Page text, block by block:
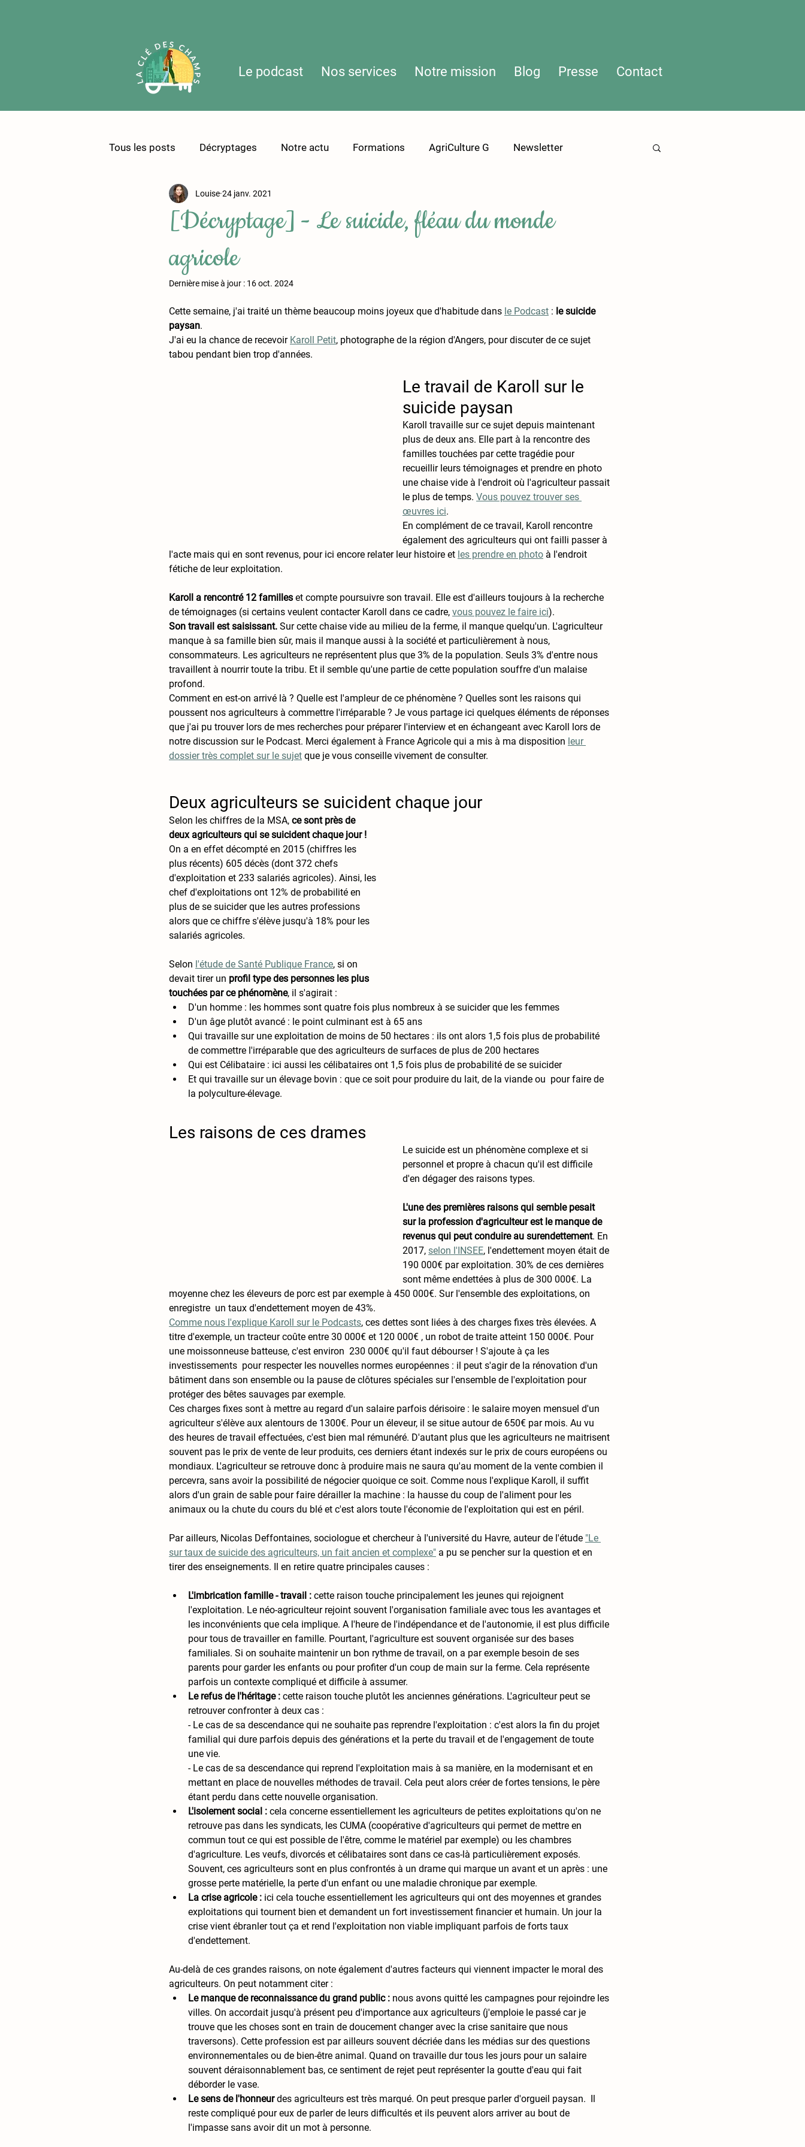
Le podcast Nos services Notre mission Blog Presse Contact
Tous les posts Décryptages Notre actu Formations AgriCulture G Newsletter
Dossier sur l'élevage Édito
[Décryptage] - Le suicide, fléau du monde
agricole
Louise 24 janv. 2021
Dernière mise à jour : 16 oct. 2024
Cette semaine, j'ai traité un thème beaucoup moins joyeux que d'habitude dans le Podcast : le suicide
paysan.
J'ai eu la chance de recevoir Karoll Petit, photographe de la région d'Angers, pour discuter de ce sujet
tabou pendant bien trop d'années.
Le travail de Karoll sur le
suicide paysan
Karoll travaille sur ce sujet depuis maintenant
plus de deux ans. Elle part à la rencontre des
familles touchées par cette tragédie pour
recueillir leurs témoignages et prendre en photo
une chaise vide à l'endroit où l'agriculteur passait
le plus de temps. Vous pouvez trouver ses
œuvres ici.
En complément de ce travail, Karoll rencontre
également des agriculteurs qui ont failli passer à
l'acte mais qui en sont revenus, pour ici encore relater leur histoire et les prendre en photo à l'endroit
fétiche de leur exploitation.
Karoll a rencontré 12 familles et compte poursuivre son travail. Elle est d'ailleurs toujours à la recherche
de témoignages (si certains veulent contacter Karoll dans ce cadre, vous pouvez le faire ici).
Son travail est saisissant. Sur cette chaise vide au milieu de la ferme, il manque quelqu'un. L'agriculteur
manque à sa famille bien sûr, mais il manque aussi à la société et particulièrement à nous,
consommateurs. Les agriculteurs ne représentent plus que 3% de la population. Seuls 3% d'entre nous
travaillent à nourrir toute la tribu. Et il semble qu'une partie de cette population souffre d'un malaise
profond.
Comment en est-on arrivé là ? Quelle est l'ampleur de ce phénomène ? Quelles sont les raisons qui
poussent nos agriculteurs à commettre l'irréparable ? Je vous partage ici quelques éléments de réponses
que j'ai pu trouver lors de mes recherches pour préparer l'interview et en échangeant avec Karoll lors de
notre discussion sur le Podcast. Merci également à France Agricole qui a mis à ma disposition leur
dossier très complet sur le sujet que je vous conseille vivement de consulter.
Deux agriculteurs se suicident chaque jour
Selon les chiffres de la MSA, ce sont près de
deux agriculteurs qui se suicident chaque jour !
On a en effet décompté en 2015 (chiffres les
plus récents) 605 décès (dont 372 chefs
d'exploitation et 233 salariés agricoles). Ainsi, les
chef d'exploitations ont 12% de probabilité en
plus de se suicider que les autres professions
alors que ce chiffre s'élève jusqu'à 18% pour les
salariés agricoles.
Selon l'étude de Santé Publique France, si on
devait tirer un profil type des personnes les plus
touchées par ce phénomène, il s'agirait :
D'un homme : les hommes sont quatre fois plus nombreux à se suicider que les femmes
D'un âge plutôt avancé : le point culminant est à 65 ans
Qui travaille sur une exploitation de moins de 50 hectares : ils ont alors 1,5 fois plus de probabilité
de commettre l'irréparable que des agriculteurs de surfaces de plus de 200 hectares
Qui est Célibataire : ici aussi les célibataires ont 1,5 fois plus de probabilité de se suicider
Et qui travaille sur un élevage bovin : que ce soit pour produire du lait, de la viande ou  pour faire de
la polyculture-élevage.
Les raisons de ces drames
Le suicide est un phénomène complexe et si
personnel et propre à chacun qu'il est difficile
d'en dégager des raisons types.
L'une des premières raisons qui semble pesait
sur la profession d'agriculteur est le manque de
revenus qui peut conduire au surendettement. En
2017, selon l'INSEE, l'endettement moyen était de
190 000€ par exploitation. 30% de ces dernières
sont même endettées à plus de 300 000€. La
moyenne chez les éleveurs de porc est par exemple à 450 000€. Sur l'ensemble des exploitations, on
enregistre  un taux d'endettement moyen de 43%.
Comme nous l'explique Karoll sur le Podcasts, ces dettes sont liées à des charges fixes très élevées. A
titre d'exemple, un tracteur coûte entre 30 000€ et 120 000€ , un robot de traite atteint 150 000€. Pour
une moissonneuse batteuse, c'est environ  230 000€ qu'il faut débourser ! S'ajoute à ça les
investissements  pour respecter les nouvelles normes européennes : il peut s'agir de la rénovation d'un
bâtiment dans son ensemble ou la pause de clôtures spéciales sur l'ensemble de l'exploitation pour
protéger des bêtes sauvages par exemple.
Ces charges fixes sont à mettre au regard d'un salaire parfois dérisoire : le salaire moyen mensuel d'un
agriculteur s'élève aux alentours de 1300€. Pour un éleveur, il se situe autour de 650€ par mois. Au vu
des heures de travail effectuées, c'est bien mal rémunéré. D'autant plus que les agriculteurs ne maitrisent
souvent pas le prix de vente de leur produits, ces derniers étant indexés sur le prix de cours européens ou
mondiaux. L'agriculteur se retrouve donc à produire mais ne saura qu'au moment de la vente combien il
percevra, sans avoir la possibilité de négocier quoique ce soit. Comme nous l'explique Karoll, il suffit
alors d'un grain de sable pour faire dérailler la machine : la hausse du coup de l'aliment pour les
animaux ou la chute du cours du blé et c'est alors toute l'économie de l'exploitation qui est en péril.
Par ailleurs, Nicolas Deffontaines, sociologue et chercheur à l'université du Havre, auteur de l'étude "Le
sur taux de suicide des agriculteurs, un fait ancien et complexe" a pu se pencher sur la question et en
tirer des enseignements. Il en retire quatre principales causes :
L'imbrication famille - travail : cette raison touche principalement les jeunes qui rejoignent
l'exploitation. Le néo-agriculteur rejoint souvent l'organisation familiale avec tous les avantages et
les inconvénients que cela implique. A l'heure de l'indépendance et de l'autonomie, il est plus difficile
pour tous de travailler en famille. Pourtant, l'agriculture est souvent organisée sur des bases
familiales. Si on souhaite maintenir un bon rythme de travail, on a par exemple besoin de ses
parents pour garder les enfants ou pour profiter d'un coup de main sur la ferme. Cela représente
parfois un contexte compliqué et difficile à assumer.
Le refus de l'héritage : cette raison touche plutôt les anciennes générations. L'agriculteur peut se
retrouver confronter à deux cas :
- Le cas de sa descendance qui ne souhaite pas reprendre l'exploitation : c'est alors la fin du projet
familial qui dure parfois depuis des générations et la perte du travail et de l'engagement de toute
une vie.
- Le cas de sa descendance qui reprend l'exploitation mais à sa manière, en la modernisant et en
mettant en place de nouvelles méthodes de travail. Cela peut alors créer de fortes tensions, le père
étant perdu dans cette nouvelle organisation.
L'isolement social : cela concerne essentiellement les agriculteurs de petites exploitations qu'on ne
retrouve pas dans les syndicats, les CUMA (coopérative d'agriculteurs qui permet de mettre en
commun tout ce qui est possible de l'être, comme le matériel par exemple) ou les chambres
d'agriculture. Les veufs, divorcés et célibataires sont dans ce cas-là particulièrement exposés.
Souvent, ces agriculteurs sont en plus confrontés à un drame qui marque un avant et un après : une
grosse perte matérielle, la perte d'un enfant ou une maladie chronique par exemple.
La crise agricole : ici cela touche essentiellement les agriculteurs qui ont des moyennes et grandes
exploitations qui tournent bien et demandent un fort investissement financier et humain. Un jour la
crise vient ébranler tout ça et rend l'exploitation non viable impliquant parfois de forts taux
d'endettement.
Au-delà de ces grandes raisons, on note également d'autres facteurs qui viennent impacter le moral des
agriculteurs. On peut notamment citer :
Le manque de reconnaissance du grand public : nous avons quitté les campagnes pour rejoindre les
villes. On accordait jusqu'à présent peu d'importance aux agriculteurs (j'emploie le passé car je
trouve que les choses sont en train de doucement changer avec la crise sanitaire que nous
traversons). Cette profession est par ailleurs souvent décriée dans les médias sur des questions
environnementales ou de bien-être animal. Quand on travaille dur tous les jours pour un salaire
souvent déraisonnablement bas, ce sentiment de rejet peut représenter la goutte d'eau qui fait
déborder le vase.
Le sens de l'honneur des agriculteurs est très marqué. On peut presque parler d'orgueil paysan.  Il
reste compliqué pour eux de parler de leurs difficultés et ils peuvent alors arriver au bout de
l'impasse sans avoir dit un mot à personne.